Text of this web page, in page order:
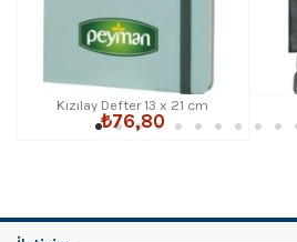
Kızılay Defter 13 x 21 cm
₺76,80